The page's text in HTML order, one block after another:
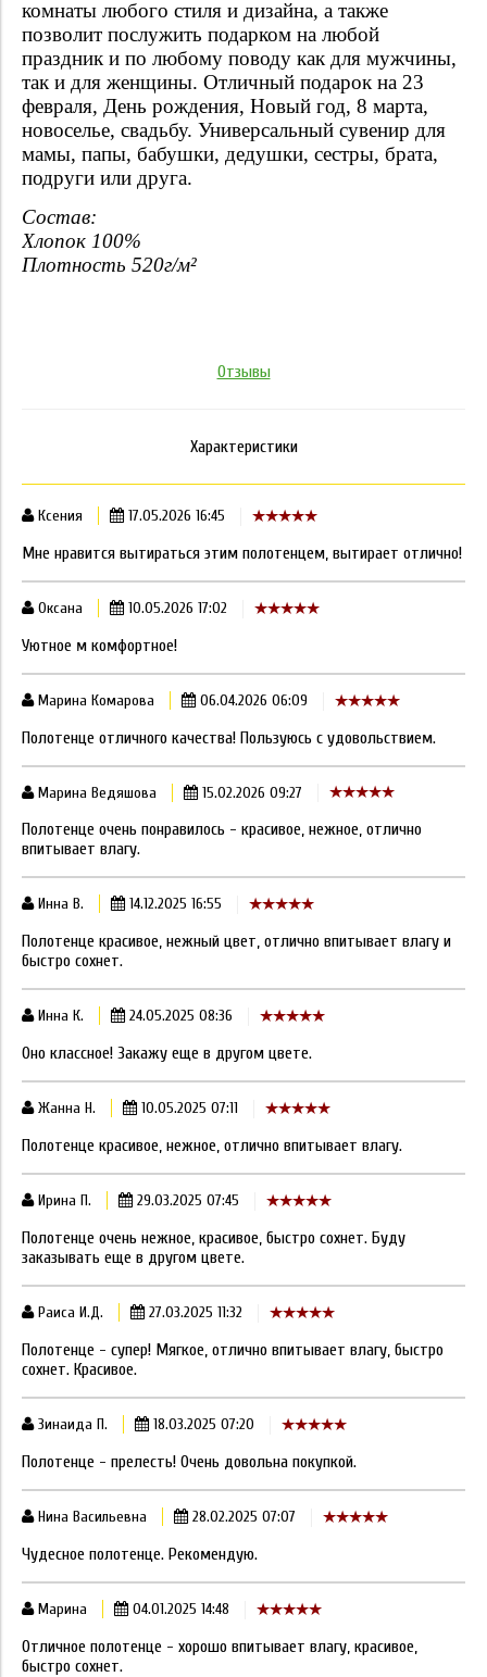
комнаты любого стиля и дизайна, а также
позволит послужить подарком на любой
праздник и по любому поводу как для мужчины,
так и для женщины. Отличный подарок на 23
февраля, День рождения, Новый год, 8 марта,
новоселье, свадьбу. Универсальный сувенир для
мамы, папы, бабушки, дедушки, сестры, брата,
подруги или друга.
Состав:
Хлопок 100%
Плотность 520г/м²
Отзывы
Характеристики
Ксения 17.05.2026 16:45
Мне нравится вытираться этим полотенцем, вытирает отлично!
Оксана 10.05.2026 17:02
Уютное м комфортное!
Марина Комарова 06.04.2026 06:09
Полотенце отличного качества! Пользуюсь с удовольствием.
Марина Ведяшова 15.02.2026 09:27
Полотенце очень понравилось - красивое, нежное, отлично
впитывает влагу.
Инна В. 14.12.2025 16:55
Полотенце красивое, нежный цвет, отлично впитывает влагу и
быстро сохнет.
Инна К. 24.05.2025 08:36
Оно классное! Закажу еще в другом цвете.
Жанна Н. 10.05.2025 07:11
Полотенце красивое, нежное, отлично впитывает влагу.
Ирина П. 29.03.2025 07:45
Полотенце очень нежное, красивое, быстро сохнет. Буду
заказывать еще в другом цвете.
Раиса И.Д. 27.03.2025 11:32
Полотенце - супер! Мягкое, отлично впитывает влагу, быстро
сохнет. Красивое.
Зинаида П. 18.03.2025 07:20
Полотенце - прелесть! Очень довольна покупкой.
Нина Васильевна 28.02.2025 07:07
Чудесное полотенце. Рекомендую.
Марина 04.01.2025 14:48
Отличное полотенце - хорошо впитывает влагу, красивое,
быстро сохнет.